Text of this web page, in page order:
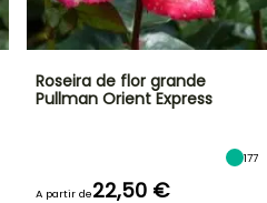
Roseira de flor grande
Pullman Orient Express
177
A partir de22,50 €